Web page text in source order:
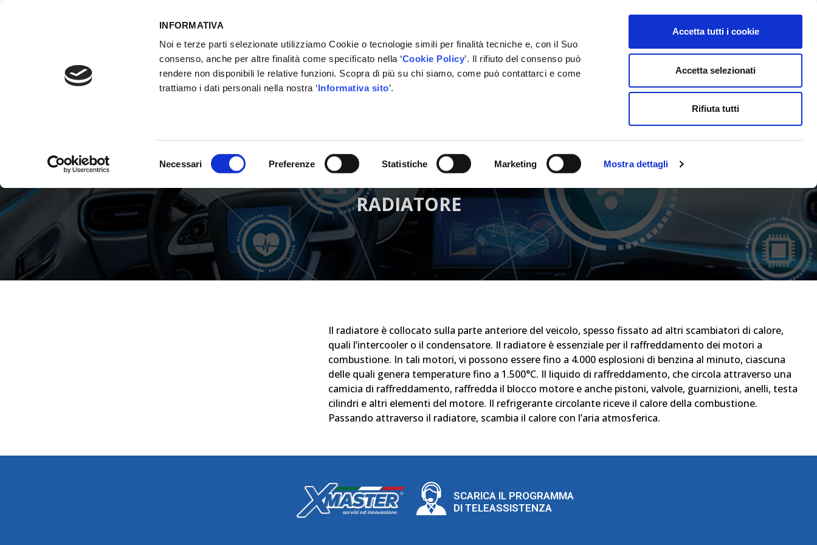
INFORMATIVA
Noi e terze parti selezionate utilizziamo Cookie o tecnologie simili per finalità tecniche e, con il Suo
consenso, anche per altre finalità come specificato nella ‘Cookie Policy’. Il rifiuto del consenso può
rendere non disponibili le relative funzioni. Scopra di più su chi siamo, come può contattarci e come
trattiamo i dati personali nella nostra ‘Informativa sito’.
del
Necessari Preferenze Statistiche Marketing Mostra dettagli
Accetta tutti i cookie
Accetta selezionati
Rifiuta tutti
ACCESSO GESTIONALE
ACCEDI E CONTATTACI
RADIATORE
Il radiatore è collocato sulla parte anteriore del veicolo, spesso fissato ad altri scambiatori di calore,
quali l’intercooler o il condensatore. Il radiatore è essenziale per il raffreddamento dei motori a
combustione. In tali motori, vi possono essere fino a 4.000 esplosioni di benzina al minuto, ciascuna
delle quali genera temperature fino a 1.500°C. Il liquido di raffreddamento, che circola attraverso una
camicia di raffreddamento, raffredda il blocco motore e anche pistoni, valvole, guarnizioni, anelli, testa
cilindri e altri elementi del motore. Il refrigerante circolante riceve il calore della combustione.
Passando attraverso il radiatore, scambia il calore con l’aria atmosferica.
SCARICA IL PROGRAMMA
DI TELEASSISTENZA